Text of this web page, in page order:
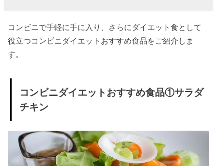
おすす
め食品
» コンビ
おすす
め食品
コンビニで手軽に手に入り、さらにダイエット食として
役立つコンビニダイエットおすすめ食品をご紹介しま
す。
コンビニダイエットおすすめ食品①サラダ
チキン